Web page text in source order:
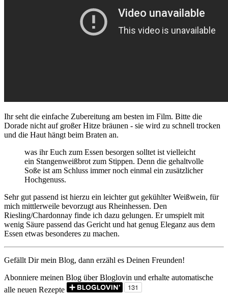
Ihr seht die einfache Zubereitung am besten im Film. Bitte die
Dorade nicht auf großer Hitze bräunen - sie wird zu schnell trocken
und die Haut hängt beim Braten an.
was ihr Euch zum Essen besorgen solltet ist vielleicht
ein Stangenweißbrot zum Stippen. Denn die gehaltvolle
Soße ist am Schluss immer noch einmal ein zusätzlicher
Hochgenuss.
Sehr gut passend ist hierzu ein leichter gut gekühlter Weißwein, für
mich mittlerweile bevorzugt aus Rheinhessen. Den
Riesling/Chardonnay finde ich dazu gelungen. Er umspielt mit
wenig Säure passend das Gericht und hat genug Eleganz aus dem
Essen etwas besonderes zu machen.
Gefällt Dir mein Blog, dann erzähl es Deinen Freunden!
Abonniere meinen Blog über Bloglovin und erhalte automatische
alle neuen Rezepte